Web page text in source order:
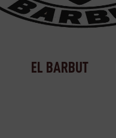
EL BARBUT